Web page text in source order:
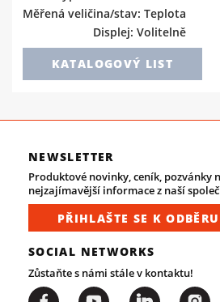
Měřená veličina/stav: Teplota
Displej: Volitelně
KATALOGOVÝ LIST
NEWSLETTER
Produktové novinky, ceník, pozvánky
nejzajímavější informace z naší
PŘIHLAŠTE SE K ODBĚRU
SOCIAL NETWORKS
Zůstaňte s námi stále v kontaktu!